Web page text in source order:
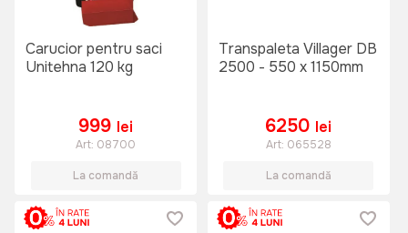
Carucior pentru saci
Unitehna 120 kg
999 lei
Art: 08700
La comandă
Transpaleta Villager DB
2500 - 550 x 1150mm
6250 lei
Art: 065528
La comandă